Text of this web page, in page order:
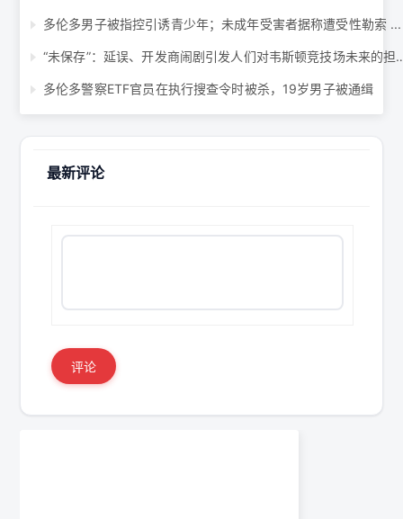
多伦多男子被指控引诱青少年；未成年受害者据称遭受性勒索 ...
“未保存”：延误、开发商
多伦多警察ETF官员在执行搜查令时被杀，19岁男子被通缉
最新评论
评论